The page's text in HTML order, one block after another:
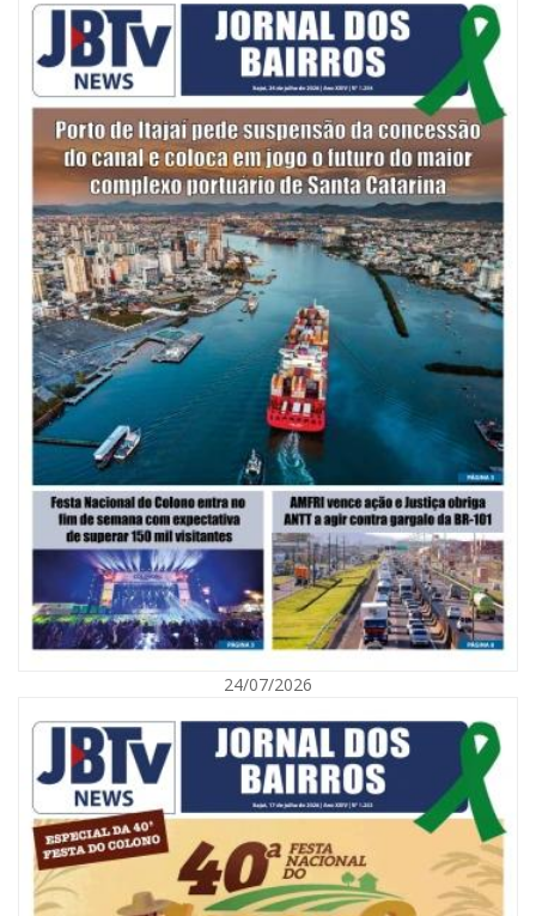
Defesa Civil de Itajaí alerta para chuva, ventos fortes e queda de
temperatura
ITAJAÍ
06/08/2026 | 10:02
Audiência pública debate Programa Municipal de Habitação de Interesse
Social em Itajaí
24/07/2026